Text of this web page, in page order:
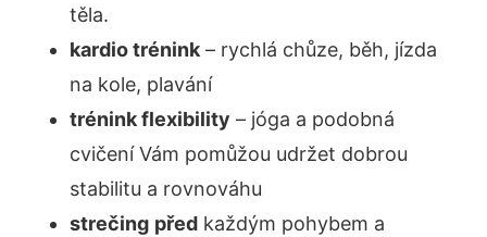
těla.
kardio trénink – rychlá chůze, běh, jízda
na kole, plavání
trénink flexibility – jóga a podobná
cvičení Vám pomůžou udržet dobrou
stabilitu a rovnováhu
strečing před každým pohybem a